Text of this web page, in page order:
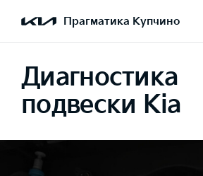
Прагматика Купчино
Диагностика
подвески Kia